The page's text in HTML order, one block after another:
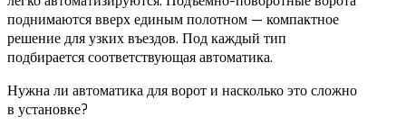
поднимаются вверх единым полотном — компактное
решение для узких въездов. Под каждый тип
подбирается соответствующая автоматика.
Нужна ли автоматика для ворот и насколько это сложно
в установке?